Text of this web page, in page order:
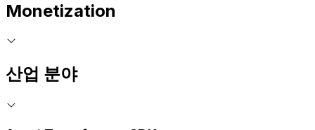
Monetization
산업 분야